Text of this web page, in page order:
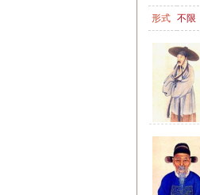
爱情
宋词
高中
形式 不限